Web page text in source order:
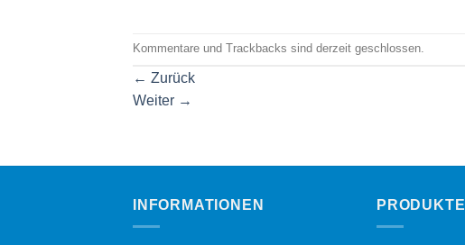
Kommentare und Trackbacks sind derzeit geschlossen.
← Zurück
Weiter →
INFORMATIONEN PRODUKTE